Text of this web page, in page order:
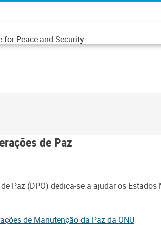
for Peace and Security
de Paz
Paz (DPO) dedica-se a ajudar os
de Manutenção da Paz da ONU